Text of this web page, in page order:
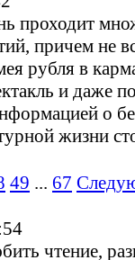
проходит
причем не
рубля в
и даже
о
жизни
49 ... 67
чтение,